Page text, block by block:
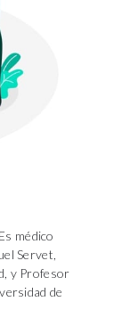
médico
Servet,
y Profesor
de